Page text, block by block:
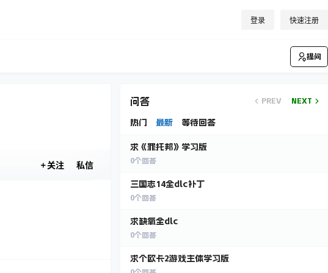
登录 快速注册
提问
关注 私信
问答 PREV NEXT
热门 最新 等待回答
求《罪托邦》学习版
0个回答
三国志14全dlc补丁
0个回答
求缺氧全dlc
0个回答
求个欧卡2游戏主体学习版